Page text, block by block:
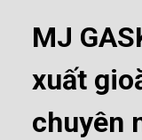
MJ
xuất
chuyên